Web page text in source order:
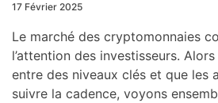
17 Février 2025
Le marché des cryptomonnaies
l’attention des investisseurs.
entre des niveaux clés et que les
suivre la cadence, voyons